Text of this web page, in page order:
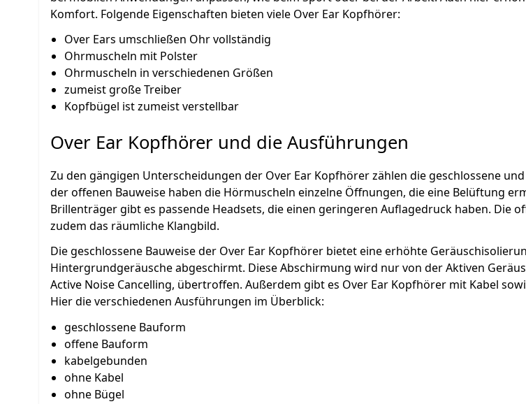
Komfort. Folgende Eigenschaften bieten viele Over Ear Kopfhörer:
Over Ears umschließen Ohr vollständig
Ohrmuscheln mit Polster
Ohrmuscheln in verschiedenen Größen
zumeist große Treiber
Kopfbügel ist zumeist verstellbar
Over Ear Kopfhörer und die Ausführungen
Zu den gängigen Unterscheidungen der Over Ear Kopfhörer zählen die geschlossene
der offenen Bauweise haben die Hörmuscheln einzelne Öffnungen, die eine Belüftung
Brillenträger gibt es passende Headsets, die einen geringeren Auflagedruck haben. Die
zudem das räumliche Klangbild.
Die geschlossene Bauweise der Over Ear Kopfhörer bietet eine erhöhte
Hintergrundgeräusche abgeschirmt. Diese Abschirmung wird nur von der Aktiven
Active Noise Cancelling, übertroffen. Außerdem gibt es Over Ear Kopfhörer mit Kabel
Hier die verschiedenen Ausführungen im Überblick:
geschlossene Bauform
offene Bauform
kabelgebunden
ohne Kabel
ohne Bügel